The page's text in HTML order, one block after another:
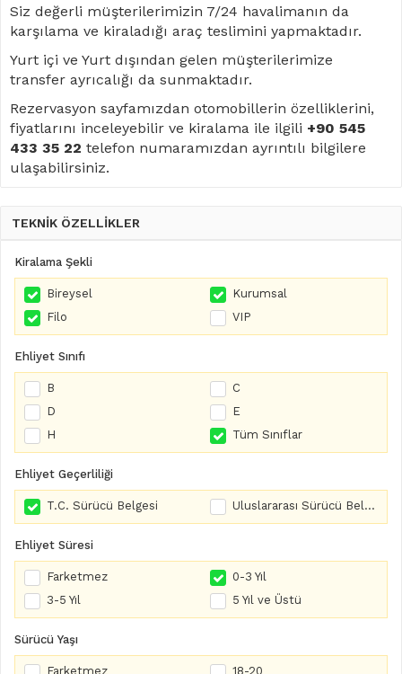
Siz değerli müşterilerimizin 7/24 havalimanın da
karşılama ve kiraladığı araç teslimini yapmaktadır.
Yurt içi ve Yurt dışından gelen müşterilerimize
transfer ayrıcalığı da sunmaktadır.
Rezervasyon sayfamızdan otomobillerin özelliklerini,
fiyatlarını inceleyebilir ve kiralama ile ilgili +90 545
433 35 22 telefon numaramızdan ayrıntılı bilgilere
ulaşabilirsiniz.
TEKNİK ÖZELLİKLER
Kiralama Şekli
Bireysel
Kurumsal
Filo
VIP
Ehliyet Sınıfı
B
C
D
E
H
Tüm Sınıflar
Ehliyet Geçerliliği
T.C. Sürücü Belgesi Uluslararası Sürücü Belgesi
Ehliyet Süresi
Farketmez
0-3 Yıl
3-5 Yıl
5 Yıl ve Üstü
Sürücü Yaşı
Farketmez
18-20